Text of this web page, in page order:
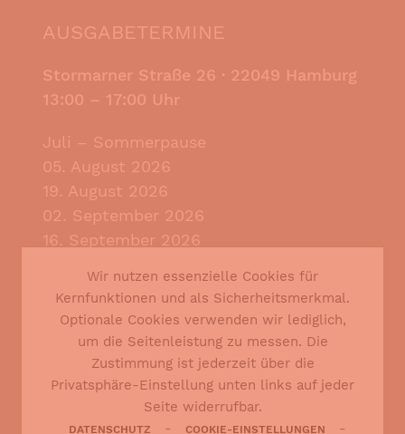
Wir nutzen essenzielle Cookies für
Kernfunktionen und als Sicherheitsmerkmal.
Optionale Cookies verwenden wir lediglich,
um die Seitenleistung zu messen. Die
Zustimmung ist jederzeit über die
Privatsphäre-Einstellung unten links auf jeder
Seite widerrufbar.
DATENSCHUTZ - COOKIE-EINSTELLUNGEN -
AUSGABETERMINE
Stormarner Straße 26 · 22049 Hamburg
13:00 – 17:00 Uhr
Juli – Sommerpause
05. August 2026
19. August 2026
02. September 2026
16. September 2026
14. Oktober 2026
28. Oktober 2026
BEI JEDER AUSGABE VOR ORT:
Soziale & psychologische Beratung